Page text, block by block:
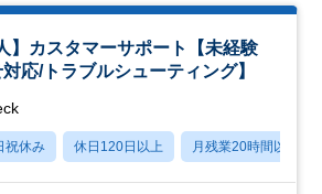
】カスタマーサポート【未経験
応/トラブルシューティング】
祝休み 休日120日以上 月残業20時間以内